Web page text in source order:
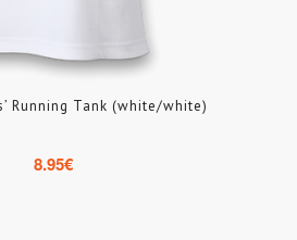
Running Tank (white/white)
8.95€